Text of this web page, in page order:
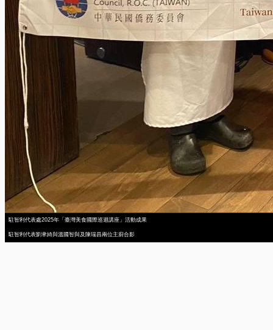
駐智利代表處2025年「臺灣美食國際巡迴講座」活動成果
駐智利代表劉聿綺與溫國智與及陳瑞昌兩位主廚合影